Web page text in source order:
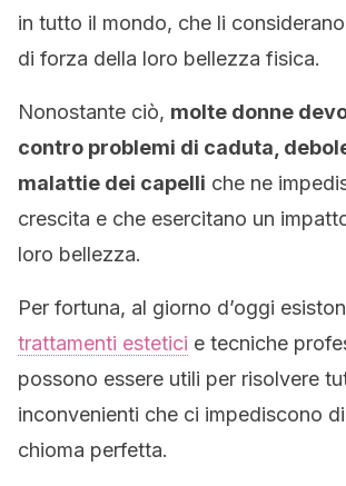
in tutto il mondo, che li
di forza della loro bellezza fisica.
Nonostante ciò, molte donne
contro problemi di caduta,
malattie dei capelli che ne
crescita e che esercitano un
loro bellezza.
Per fortuna, al giorno d’oggi
trattamenti estetici e tecniche
possono essere utili per risolvere
inconvenienti che ci impediscono
chioma perfetta.